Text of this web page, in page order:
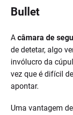
Bullet
Acâmara de
de detetar, algo
invólucro da
vez que é difícil
apontar.
Uma vantagem